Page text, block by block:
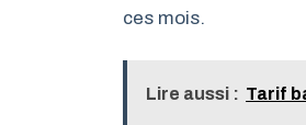
ces mois.
Lire aussi : Tarif